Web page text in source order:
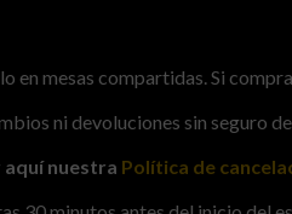
en mesas compartidas. Si
ni devoluciones sin seguro
nuestra Política de